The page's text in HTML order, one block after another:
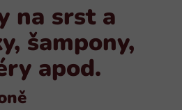
na srst a
šampony,
apod.